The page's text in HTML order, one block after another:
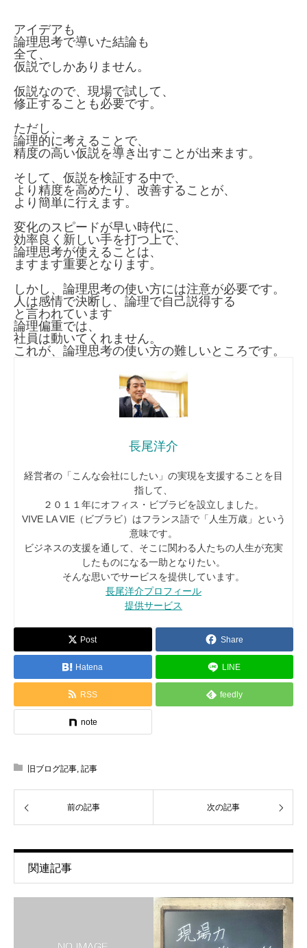
アイデアも
論理思考で導いた結論も
全て、
仮説でしかありません。
仮説なので、現場で試して、
修正することも必要です。
ただし、
論理的に考えることで、
精度の高い仮説を導き出すことが出来ます。
そして、仮説を検証する中で、
より精度を高めたり、改善することが、
より簡単に行えます。
変化のスピードが早い時代に、
効率良く新しい手を打つ上で、
論理思考が使えることは、
ますます重要となります。
しかし、論理思考の使い方には注意が必要です。
人は感情で決断し、論理で自己説得する
と言われています
論理偏重では、
社員は動いてくれません。
これが、論理思考の使い方の難しいところです。
長尾洋介
経営者の「こんな会社にしたい」の実現を支援することを目
指して、
２０１１年にオフィス・ビブラビを設立しました。
VIVE LA VIE（ビブラビ）はフランス語で「人生万歳」という
意味です。
ビジネスの支援を通して、そこに関わる人たちの人生が充実
したものになる一助となりたい。
そんな思いでサービスを提供しています。
長尾洋介プロフィール
提供サービス
Post Share
Hatena LINE
RSS feedly
note
旧ブログ記事 記事
前の記事 次の記事
関連記事